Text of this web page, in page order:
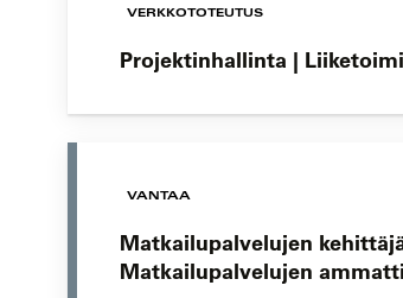
VERKKOTOTEUTUS
Projektinhallinta |
VANTAA
Matkailupalvelujen
Matkailupalvelujen